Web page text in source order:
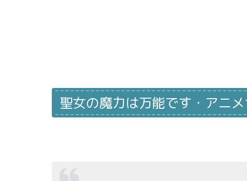
聖女の魔力は万能です・アニ